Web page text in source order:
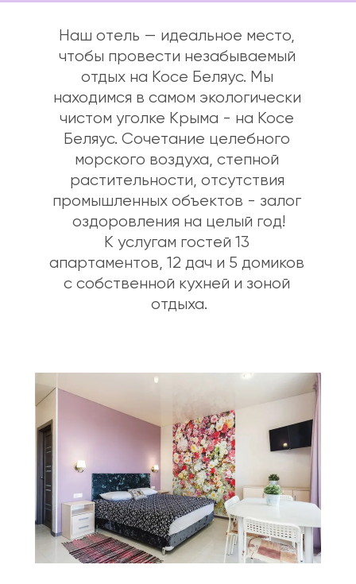
Наш отель — идеальное место,
чтобы провести незабываемый
отдых на Косе Беляус. Мы
находимся в самом экологически
чистом уголке Крыма - на Косе
Беляус. Сочетание целебного
морского воздуха, степной
растительности, отсутствия
промышленных объектов - залог
оздоровления на целый год!
К услугам гостей 13
апартаментов, 12 дач и 5 домиков
с собственной кухней и зоной
отдыха.